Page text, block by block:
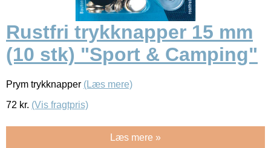
Rustfri trykknapper 15 mm
(10 stk) "Sport & Camping"
Prym trykknapper (Læs mere)
72 kr. (Vis fragtpris)
Læs mere »